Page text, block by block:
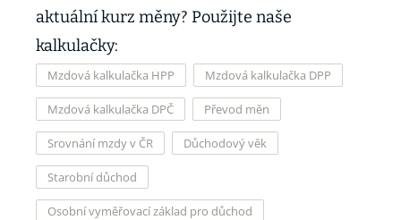
aktuální kurz měny? Použijte naše
kalkulačky:
Mzdová kalkulačka HPP Mzdová kalkulačka DPP
Mzdová kalkulačka DPČ Převod měn
Srovnání mzdy v ČR Důchodový věk
Starobní důchod
Osobní vyměřovací základ pro důchod